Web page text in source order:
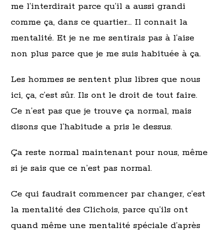
me l’interdirait parce qu’il a aussi grandi
comme ça, dans ce quartier… Il connait la
mentalité. Et je ne me sentirais pas à l’aise
non plus parce que je me suis habituée à ça.
Les hommes se sentent plus libres que nous
ici, ça, c’est sûr. Ils ont le droit de tout faire.
Ce n’est pas que je trouve ça normal, mais
disons que l’habitude a pris le dessus.
Ça reste normal maintenant pour nous, même
si je sais que ce n’est pas normal.
Ce qui faudrait commencer par changer, c’est
la mentalité des Clichois, parce qu’ils ont
quand même une mentalité spéciale d’après